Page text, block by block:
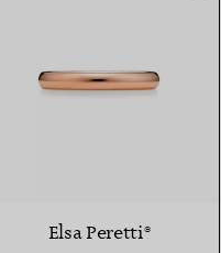
Elsa Peretti®